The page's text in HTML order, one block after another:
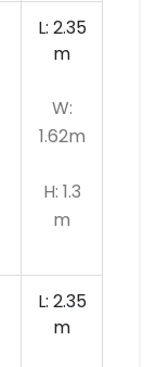
L: 2.35
m
W:
1.62m
H: 1.3
m
L: 2.35
m